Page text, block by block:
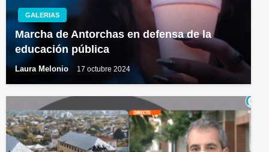
GALERIAS
Marcha de Antorchas en defensa de la
educación pública
Laura Melonio 17 octubre 2024